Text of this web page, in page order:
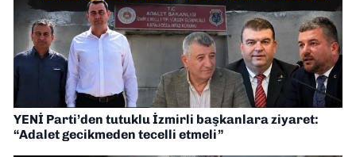
YENİ Parti’den tutuklu İzmirli başkanlara ziyaret:
“Adalet gecikmeden tecelli etmeli”